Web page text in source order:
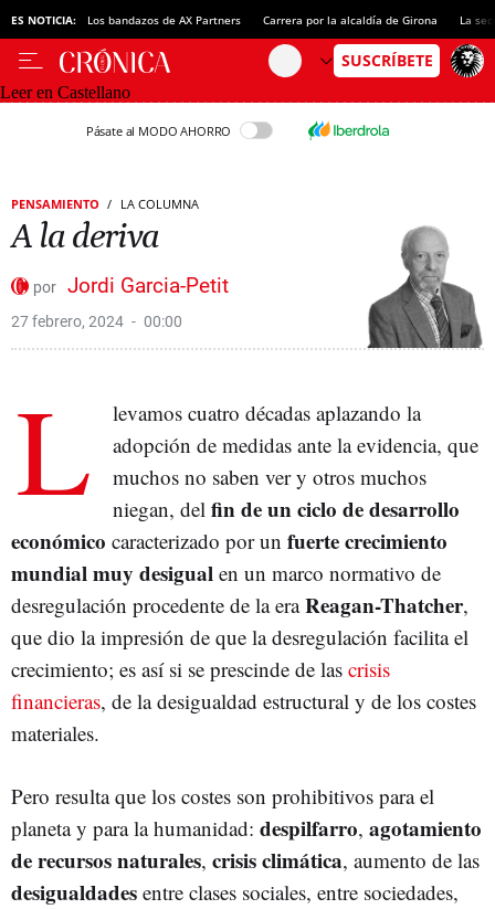
ES NOTICIA: Los bandazos de AX Partners Carrera por la alcaldía de Girona La
Leer en Castellano
Pásate al MODO AHORRO
PENSAMIENTO LA COLUMNA
A la deriva
Jordi Garcia-Petit
27 febrero, 2024 00:00
L
levamos cuatro décadas aplazando la
adopción de medidas ante la evidencia, que
muchos no saben ver y otros muchos
niegan, del fin de un ciclo de desarrollo
económico caracterizado por un fuerte crecimiento
mundial muy desigual en un marco normativo de
desregulación procedente de la eraReagan-Thatcher,
que dio la impresión de que la desregulación facilita el
crecimiento; es así si se prescinde de las crisis
financieras, de la desigualdad estructural y de los costes
materiales.
Pero resulta que los costes son prohibitivos para el
planeta y para la humanidad: despilfarro, agotamiento
de recursos naturales, crisis climática, aumento de las
desigualdades entre clases sociales, entre sociedades,